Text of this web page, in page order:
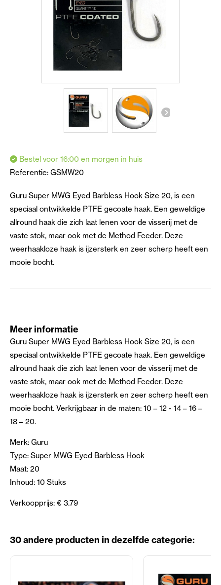
Bestel voor 16:00 en morgen in huis
Referentie: GSMW20
Guru Super MWG Eyed Barbless Hook Size 20, is een
speciaal ontwikkelde PTFE gecoate haak. Een geweldige
allround haak die zich laat lenen voor de visserij met de
vaste stok, maar ook met de Method Feeder. Deze
weerhaakloze haak is ijzersterk en zeer scherp heeft een
mooie bocht.
Meer informatie
Guru Super MWG Eyed Barbless Hook Size 20, is een
speciaal ontwikkelde PTFE gecoate haak. Een geweldige
allround haak die zich laat lenen voor de visserij met de
vaste stok, maar ook met de Method Feeder. Deze
weerhaakloze haak is ijzersterk en zeer scherp heeft een
mooie bocht. Verkrijgbaar in de maten: 10 – 12 - 14 – 16 –
18 – 20.
Merk: Guru
Type: Super MWG Eyed Barbless Hook
Maat: 20
Inhoud: 10 Stuks
Verkoopprijs: € 3.79
30 andere producten in dezelfde categorie: